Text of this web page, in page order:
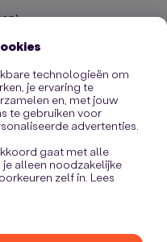
.
technologieën om
je ervaring te
en, met jouw
te gebruiken voor
advertenties.
gaat met alle
je alleen noodzakelijke
zelf in. Lees